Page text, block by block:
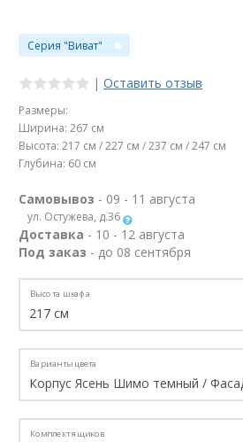
Серия "Виват"
| Оставить отзыв
Размеры:
Ширина: 267 см
Высота: 217 см / 227 см / 237 см / 247 см
Глубина: 60 см
Самовывоз - 09 - 11 августа
ул. Остужева, д.36
Доставка - 10 - 12 августа
Под заказ - до 08 сентября
Высота шкафа
Варианты цвета
Комплект ящиков